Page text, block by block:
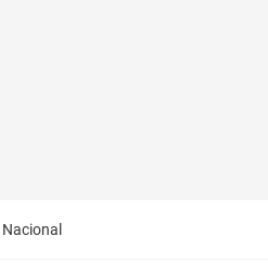
Nacional